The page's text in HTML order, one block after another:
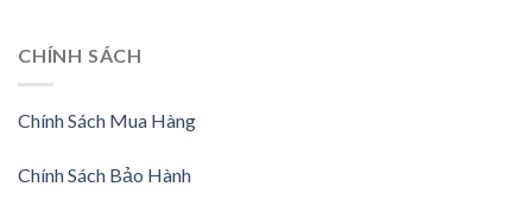
CHÍNH SÁCH
Chính Sách Mua Hàng
Chính Sách Bảo Hành